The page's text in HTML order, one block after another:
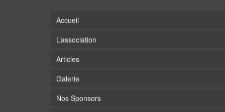
Accueil
L’association
Articles
Galerie
Nos Sponsors